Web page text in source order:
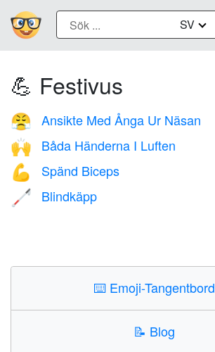
SV
💪 Festivus
😤 Ansikte Med Ånga Ur Näsan
🙌 Båda Händerna I Luften
💪 Spänd Biceps
🦯 Blindkäpp
⌨️ Emoji-Tangentbord
📝 Blog